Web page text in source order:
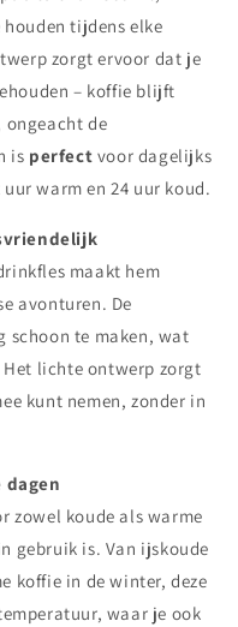
houden tijdens elke
zorgt ervoor dat je
– koffie blijft
de
is perfect voor dagelijks
warm en 24 uur koud.
maakt hem
avonturen. De
schoon te maken, wat
lichte ontwerp zorgt
kunt nemen, zonder in
dagen
zowel koude als warme
gebruik is. Van ijskoude
koffie in de winter, deze
waar je ook